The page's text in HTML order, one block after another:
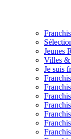
Jeunes
Villes &
Je suis